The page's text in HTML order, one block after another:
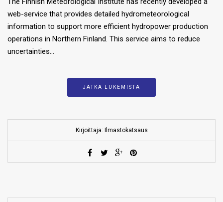
web-service that provides detailed hydrometeorological
information to support more efficient hydropower production
operations in Northern Finland. This service aims to reduce
uncertainties…
JATKA LUKEMISTA
Kirjoittaja: Ilmastokatsaus